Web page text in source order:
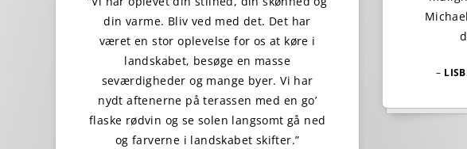
din varme. Bliv ved med det. Det har
været en stor oplevelse for os at køre i
landskabet, besøge en masse
seværdigheder og mange byer. Vi har
nydt aftenerne på terassen med en go’
flaske rødvin og se solen langsomt gå ned
og farverne i landskabet skifter.”
–